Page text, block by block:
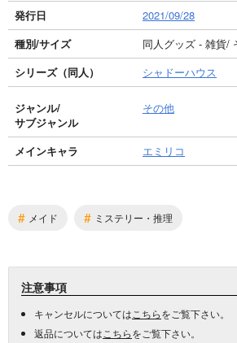
発行日
2021/09/28
種別/サイズ
同人グッズ - 雑貨/
シリーズ（同人）
シャドーハウス
ジャンル/
サブジャンル
その他
メインキャラ エミリコ
# メイド # ミステリー・推理
注意事項
キャンセルについては こちらをご覧下さい。
返品については こちらをご覧下さい。